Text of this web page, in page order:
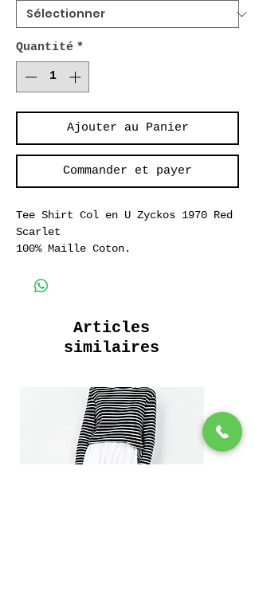
Quantité *
Ajouter au Panier
Commander et payer
Tee Shirt Col en U Zyckos 1970 Red
Scarlet
100% Maille Coton.
Articles
similaires